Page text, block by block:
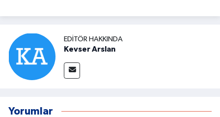
EDITÖR HAKKINDA
Kevser Arslan
Yorumlar